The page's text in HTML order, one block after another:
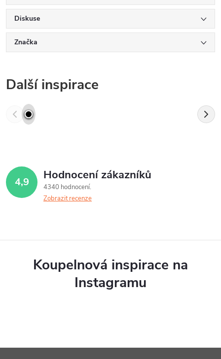
Diskuse
Značka
Další inspirace
4,9 Hodnocení zákazníků
4340 hodnocení
Zobrazit recenze
Koupelnová inspirace na
Instagramu